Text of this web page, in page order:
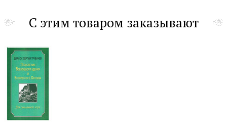
С этим товаром заказывают